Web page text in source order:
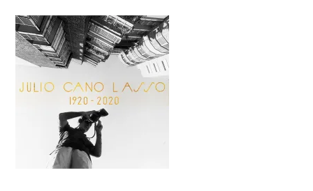
Saltar
al
contenido